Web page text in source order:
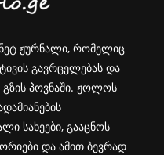
ჟურნალი, რომელიც
გავრცელებას და
გზის პოვნაში. ჟოლოს
სახეები, გააცნოს
და ამით ბევრად